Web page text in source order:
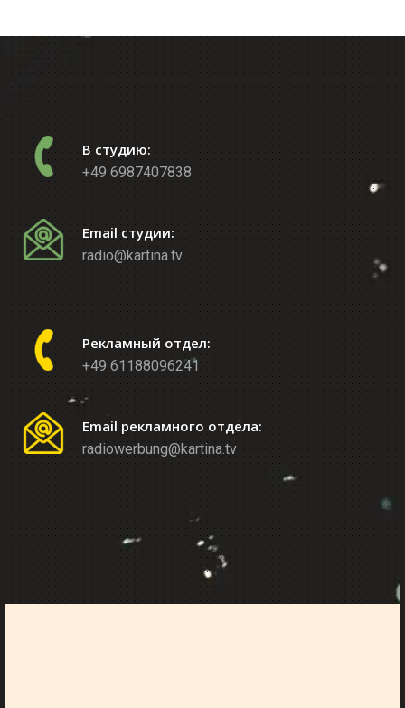
В студию:
+49 6987407838
Email студии:
radio@kartina.tv
Рекламный отдел:
+49 61188096241
Email рекламного отдела:
radiowerbung@kartina.tv